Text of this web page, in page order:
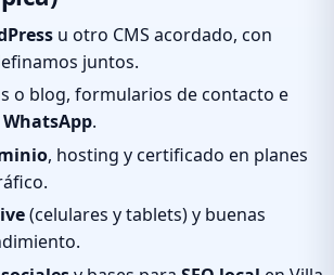
u otro CMS acordado, con
juntos.
o blog, formularios de contacto e
WhatsApp.
, hosting y certificado en planes
(celulares y tablets) y buenas